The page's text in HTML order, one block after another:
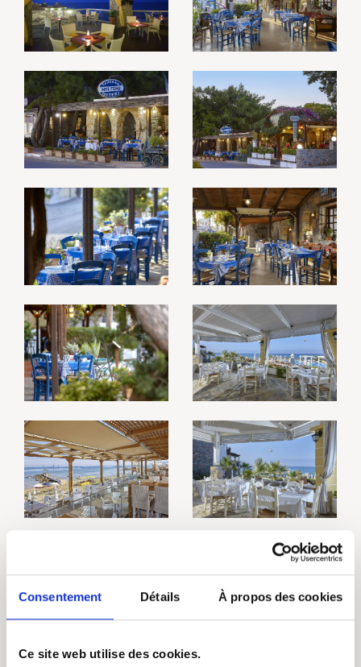
Consentement Détails À propos des cookies
Ce site web utilise des cookies.